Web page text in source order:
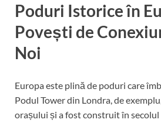
Poduri Istorice în
Povești de
Noi
Europa este plină de poduri care
Podul Tower din Londra, de
orașului și a fost construit în secolul